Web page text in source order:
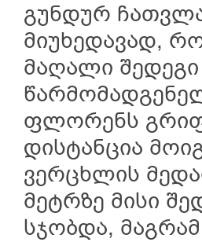
გუნდურ
მიუხედავად,
მაღალი
ფლორენს
დისტანცია
ვერცხლის
მეტრზე მისი
სჯობდა,